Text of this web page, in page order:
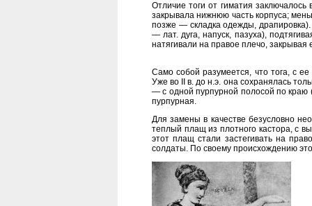
Отличие тоги от гиматия
закрывала нижнюю часть корпуса;
позже — складка одежды,
— лат. дуга, напуск, пазуха),
натягивали на правое плечо, закрывая
Само собой разумеется, что тога, с
Уже во II в. до н.э. она сохранялась
— с одной пурпурной полосой по
пурпурная.
Для замены в качестве безусловно
теплый плащ из плотного кастора, с
этот плащ стали застегивать на
солдаты. По своему происхождению